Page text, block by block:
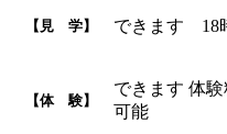
【見 学】 できます 18
【体 験】
できます 体
可能